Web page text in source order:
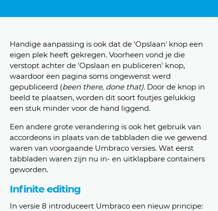
Handige aanpassing is ook dat de 'Opslaan' knop een
eigen plek heeft gekregen. Voorheen vond je die
verstopt achter de 'Opslaan en publiceren' knop,
waardoor een pagina soms ongewenst werd
gepubliceerd (been there, done that). Door de knop in
beeld te plaatsen, worden dit soort foutjes gelukkig
een stuk minder voor de hand liggend.
Een andere grote verandering is ook het gebruik van
accordeons in plaats van de tabbladen die we gewend
waren van voorgaande Umbraco versies. Wat eerst
tabbladen waren zijn nu in- en uitklapbare containers
geworden.
Infinite editing
In versie 8 introduceert Umbraco een nieuw principe: